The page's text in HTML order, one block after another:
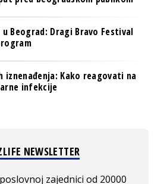
u Beograd: Dragi Bravo Festival
iznenađenja: Kako reagovati na
infekcije
NEWSLETTER
zajednici od 20000